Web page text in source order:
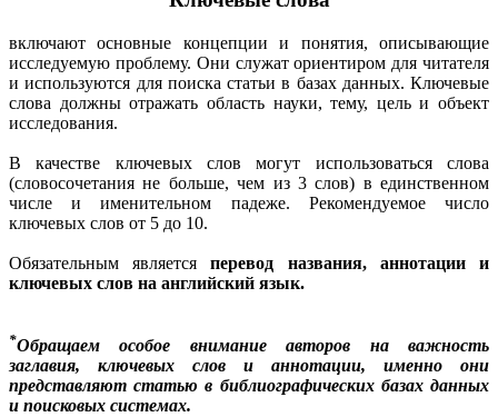
включают основные концепции и понятия, описывающие
исследуемую проблему. Они служат ориентиром для читателя
и используются для поиска статьи в базах данных. Ключевые
слова должны отражать область науки, тему, цель и объект
исследования.
В качестве ключевых слов могут использоваться слова
(словосочетания не больше, чем из 3 слов) в единственном
числе и именительном падеже. Рекомендуемое число
ключевых слов от 5 до 10.
Обязательным являетсяперевод названия, аннотации и
ключевых слов на английский язык.
*Обращаем особое внимание авторов на важность
заглавия, ключевых слов и аннотации, именно они
представляют статью в библиографических базах данных
и поисковых системах.